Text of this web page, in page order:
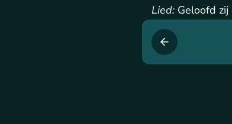
Lied: Geloofd zij